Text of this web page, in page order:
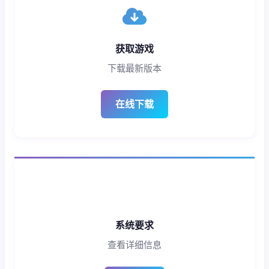
获取游戏
下载最新版本
在线下载
系统要求
查看详细信息